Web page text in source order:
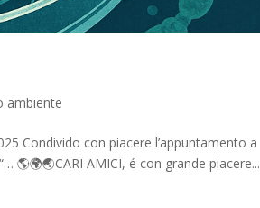
ambiente
Condivido con piacere l’appuntamento a
🌎🌍🌏CARI AMICI, é con grande piacere...